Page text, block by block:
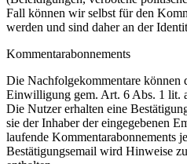
Fall können wir selbst für den
werden und sind daher an der
Kommentarabonnements
Die Nachfolgekommentare können
Einwilligung gem. Art. 6 Abs. 1 lit.
Die Nutzer erhalten eine
sie der Inhaber der eingegebenen
laufende Kommentarabonnements
Bestätigungsemail wird Hinweise